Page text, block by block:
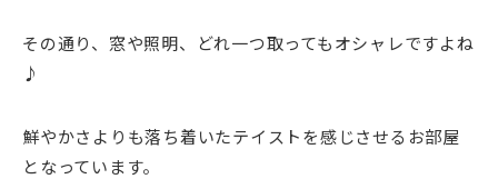
その通り、窓や照明、どれ一つ取ってもオシャレですよね
♪
鮮やかさよりも落ち着いたテイストを感じさせるお部屋
となっています。